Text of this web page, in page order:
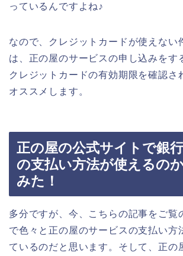
っているんですよね♪
なので、クレジットカードが使えない
は、正の屋のサービスの申し込みをす
クレジットカードの有効期限を確認さ
オススメします。
正の屋の公式サイトで銀
の支払い方法が使えるの
みた！
多分ですが、今、こちらの記事をご覧
で色々と正の屋のサービスの支払い方
ているのだと思います。そして、正の